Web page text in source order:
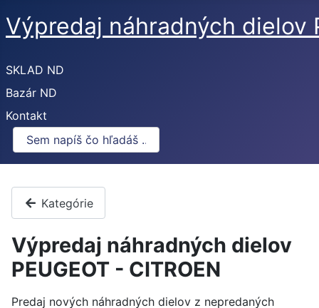
Výpredaj náhradných dielov
SKLAD ND
Bazár ND
Kontakt
Kategórie
Výpredaj náhradných dielov
PEUGEOT - CITROEN
Predaj nových náhradných dielov z nepredaných